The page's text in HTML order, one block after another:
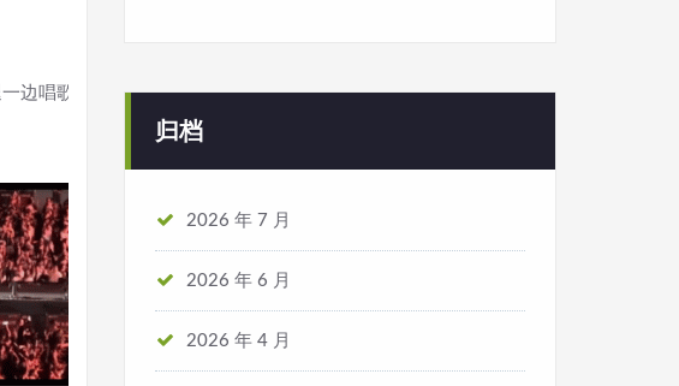
边唱歌，不慎踩空，从约两米高的台面直直跌落。演出随即中断，据现
归档
2026 年 7 月
2026 年 6 月
2026 年 4 月